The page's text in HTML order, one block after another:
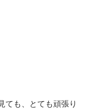
ても、とても頑張り